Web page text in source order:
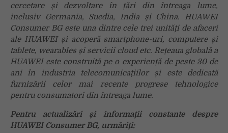
cercetare și dezvoltare în țări din întreaga lume,
inclusiv Germania, Suedia, India și China. HUAWEI
Consumer BG este una dintre cele trei unități de afaceri
ale HUAWEI și acoperă smartphone-uri, computere și
tablete, wearables și servicii cloud etc. Rețeaua globală a
HUAWEI este construită pe o experiență de peste 30 de
ani în industria telecomunicațiilor și este dedicată
furnizării celor mai recente progrese tehnologice
pentru consumatori din întreaga lume.
Pentru actualizări și informații constante despre
HUAWEI Consumer BG, urmăriți: